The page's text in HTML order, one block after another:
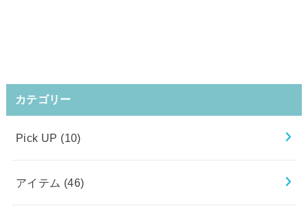
カテゴリー
Pick UP (10)
アイテム (46)